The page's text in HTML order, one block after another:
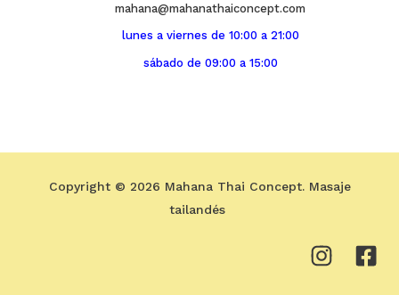
mahana@mahanathaiconcept.com
lunes a viernes de 10:00 a 21:00
sábado de 09:00 a 15:00
Copyright © 2026 Mahana Thai Concept. Masaje
tailandés